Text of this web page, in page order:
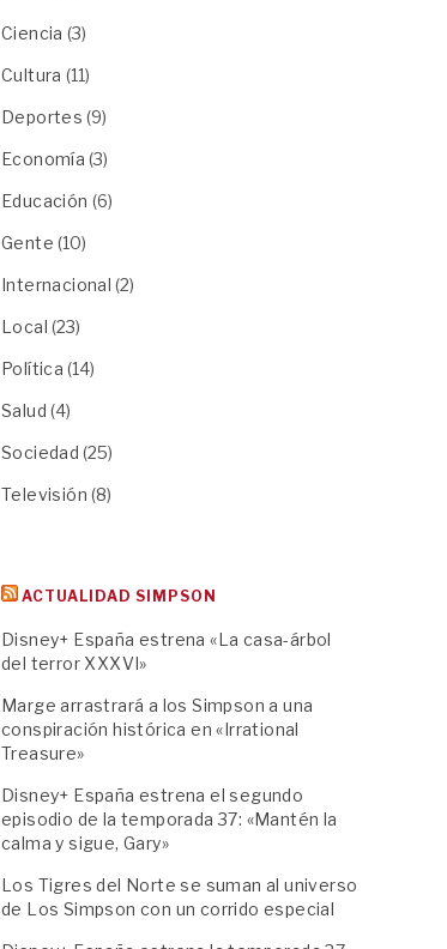
Ciencia (3)
Cultura (11)
Deportes (9)
Economía (3)
Educación (6)
Gente (10)
Internacional (2)
Local (23)
Política (14)
Salud (4)
Sociedad (25)
Televisión (8)
ACTUALIDAD SIMPSON
Disney+ España estrena «La casa-árbol
del terror XXXVI»
Marge arrastrará a los Simpson a una
conspiración histórica en «Irrational
Treasure»
Disney+ España estrena el segundo
episodio de la temporada 37: «Mantén la
calma y sigue, Gary»
Los Tigres del Norte se suman al universo
de Los Simpson con un corrido especial